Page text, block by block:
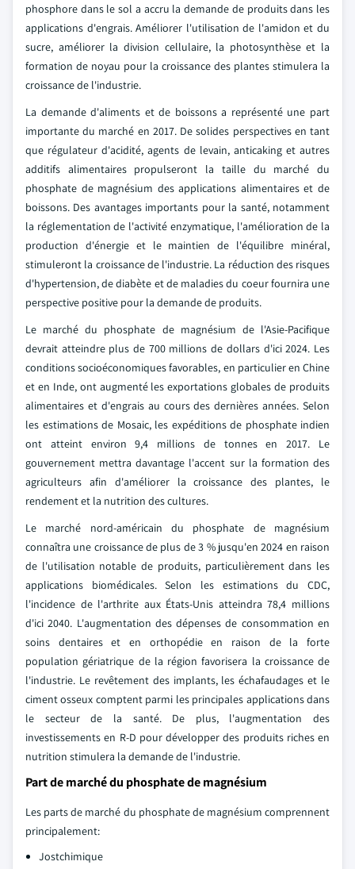
phosphore dans le sol a accru la demande de produits dans les
applications d'engrais. Améliorer l'utilisation de l'amidon et du
sucre, améliorer la division cellulaire, la photosynthèse et la
formation de noyau pour la croissance des plantes stimulera la
croissance de l'industrie.
La demande d'aliments et de boissons a représenté une part
importante du marché en 2017. De solides perspectives en tant
que régulateur d'acidité, agents de levain, anticaking et autres
additifs alimentaires propulseront la taille du marché du
phosphate de magnésium des applications alimentaires et de
boissons. Des avantages importants pour la santé, notamment
la réglementation de l'activité enzymatique, l'amélioration de la
production d'énergie et le maintien de l'équilibre minéral,
stimuleront la croissance de l'industrie. La réduction des risques
d'hypertension, de diabète et de maladies du coeur fournira une
perspective positive pour la demande de produits.
Le marché du phosphate de magnésium de l'Asie-Pacifique
devrait atteindre plus de 700 millions de dollars d'ici 2024. Les
conditions socioéconomiques favorables, en particulier en Chine
et en Inde, ont augmenté les exportations globales de produits
alimentaires et d'engrais au cours des dernières années. Selon
les estimations de Mosaic, les expéditions de phosphate indien
ont atteint environ 9,4 millions de tonnes en 2017. Le
gouvernement mettra davantage l'accent sur la formation des
agriculteurs afin d'améliorer la croissance des plantes, le
rendement et la nutrition des cultures.
Le marché nord-américain du phosphate de magnésium
connaîtra une croissance de plus de 3 % jusqu'en 2024 en raison
de l'utilisation notable de produits, particulièrement dans les
applications biomédicales. Selon les estimations du CDC,
l'incidence de l'arthrite aux États-Unis atteindra 78,4 millions
d'ici 2040. L'augmentation des dépenses de consommation en
soins dentaires et en orthopédie en raison de la forte
population gériatrique de la région favorisera la croissance de
l'industrie. Le revêtement des implants, les échafaudages et le
ciment osseux comptent parmi les principales applications dans
le secteur de la santé. De plus, l'augmentation des
investissements en R-D pour développer des produits riches en
nutrition stimulera la demande de l'industrie.
Part de marché du phosphate de magnésium
Les parts de marché du phosphate de magnésium comprennent
principalement:
Jostchimique